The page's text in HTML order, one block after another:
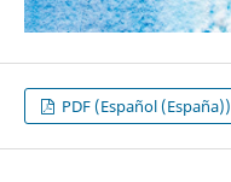
PDF (Español (España))